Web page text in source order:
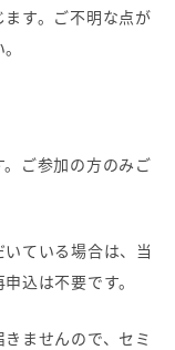
す。ご不明な点が
ご参加の方のみご
ている場合は、当
込は不要です。
ませんので、セミ